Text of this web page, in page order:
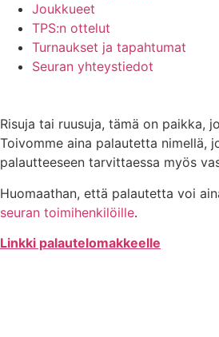
Joukkueet
TPS:n ottelut
Turnaukset ja tapahtumat
Seuran yhteystiedot
Risuja tai ruusuja, tämä on paikka,
Toivomme aina palautetta nimellä,
palautteeseen tarvittaessa myös
Huomaathan, että palautetta voi
seuran toimihenkilöille.
Linkki palautelomakkeelle